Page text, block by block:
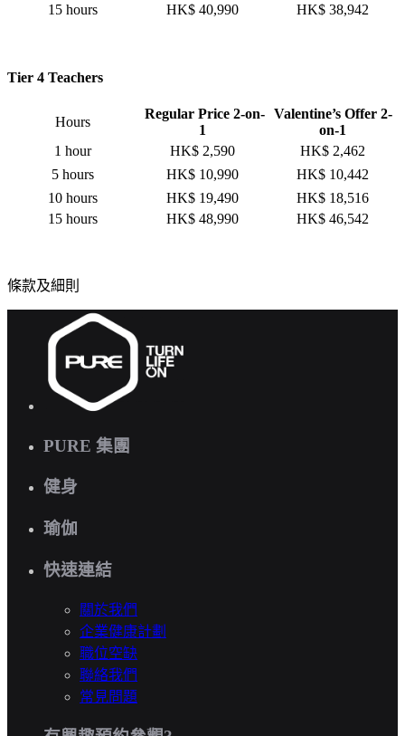
15 hours
HK$ 40,990 HK$ 38,942
Tier 4 Teachers
Hours
Regular Price 2-on-
1
Valentine’s Offer 2-
on-1
1 hour
HK$ 2,590
HK$ 2,462
5 hours
HK$ 10,990
HK$ 10,442
10 hours
HK$ 19,490
HK$ 18,516
15 hours
HK$ 48,990 HK$ 46,542
條款及細則
PURE 集團
健身
瑜伽
快速連結
關於我們
企業健康計劃
職位空缺
聯絡我們
常見問題